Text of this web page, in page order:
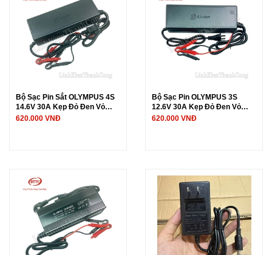
Bộ Sạc Pin Sắt OLYMPUS 4S
14.6V 30A Kẹp Đỏ Đen Vỏ
Nhựa
620.000 VNĐ
Bộ Sạc Pin OLYMPUS 3S
12.6V 30A Kẹp Đỏ Đen Vỏ
Nhựa
620.000 VNĐ